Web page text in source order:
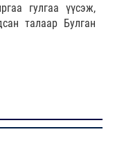
гулгаа үүсэж,
талаар Булган